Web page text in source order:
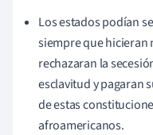
Los estados podían
siempre que hicieran
rechazaran la
esclavitud y pagaran
de estas
afroamericanos.